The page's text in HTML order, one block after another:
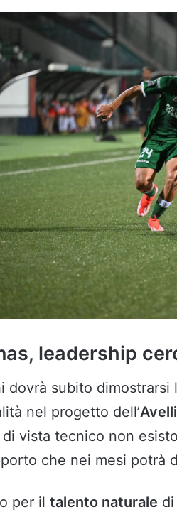
leadership
dovrà subito
nel progetto dell’
vista tecnico non
che nei mesi potrà
per il talento naturale